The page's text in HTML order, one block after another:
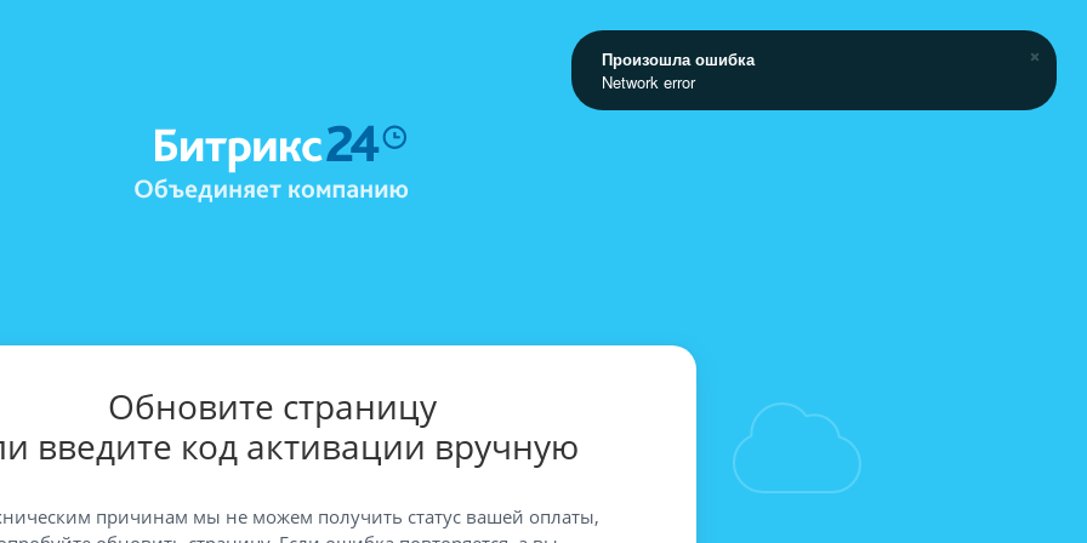
Обновите страницу
введите код активации вручную
причинам мы не можем получить статус вашей оплаты,
Произошла ошибка
Network error